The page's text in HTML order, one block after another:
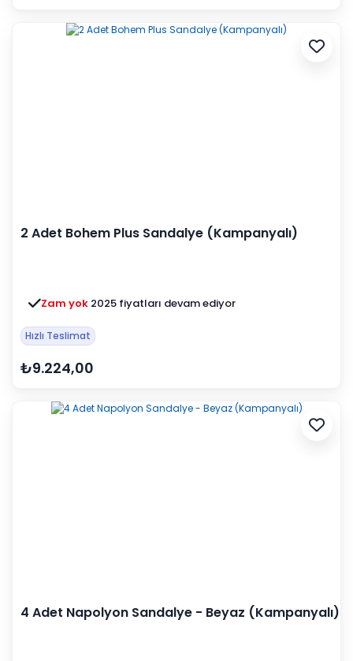
2 Adet Bohem Plus Sandalye (Kampanyalı)
Zam yok 2025 fiyatları devam ediyor
Hızlı Teslimat
₺9.224,00
4 Adet Napolyon Sandalye - Beyaz (Kampanyalı)